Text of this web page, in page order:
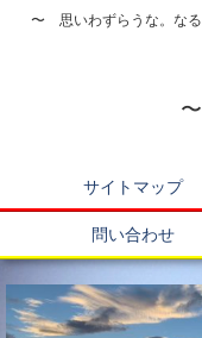
〜 思いわずらうな。なる
サイトマップ
問い合わせ